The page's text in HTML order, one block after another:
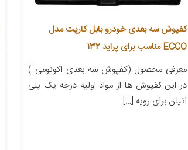
کفپوش سه بعدی خودرو بابل کارپت مدل
ECCO مناسب برای پراید 132
معرفی محصول (کفپوش سه بعدی اکونومی )
در این کفپوش ها از مواد اولیه درجه یک پلی
اتیلن برای رویه […]